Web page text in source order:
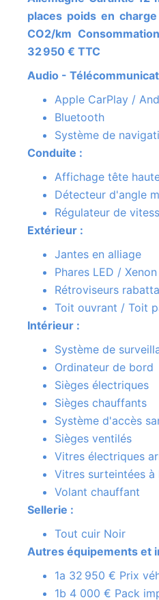
places poids en
CO2/km
32 950 € TTC
Audio -
Apple CarPlay /
Bluetooth
Système de
Conduite :
Affichage tête
Détecteur d'angle
Régulateur de
Extérieur :
Jantes en alliage
Phares LED / Xenon
Rétroviseurs
Toit ouvrant / Toit
Intérieur :
Système de
Ordinateur de bord
Sièges électriques
Sièges chauffants
Système d'accès
Sièges ventilés
Vitres électriques
Vitres surteintées à
Volant chauffant
Sellerie :
Tout cuir Noir
Autres équipements et
1a 32 950 € Prix
1b 4 000 € Pack